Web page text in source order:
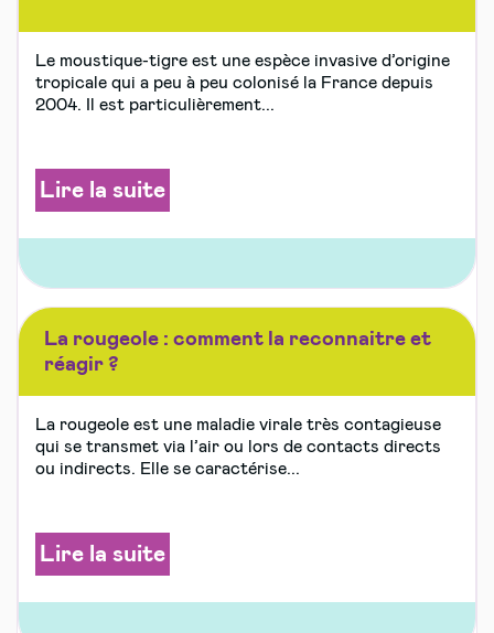
Le moustique-tigre est une espèce invasive d’origine
tropicale qui a peu à peu colonisé la France depuis
2004. Il est particulièrement...
Lire la suite
La rougeole : comment la reconnaitre et
réagir ?
La rougeole est une maladie virale très contagieuse
qui se transmet via l’air ou lors de contacts directs
ou indirects. Elle se caractérise...
Lire la suite